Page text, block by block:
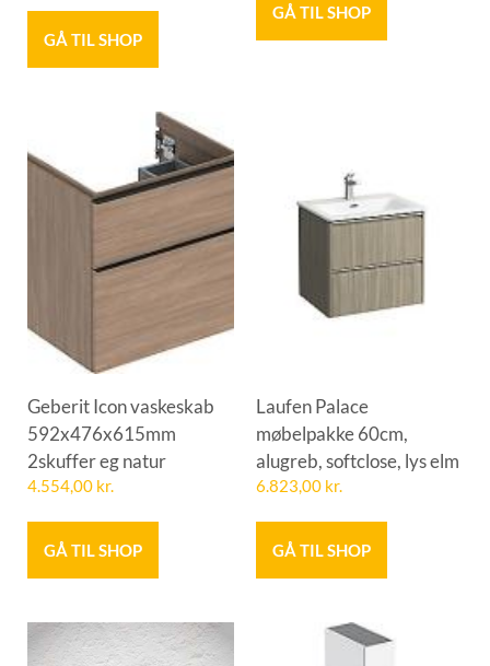
GÅ TIL SHOP
GÅ TIL SHOP
Geberit Icon vaskeskab
592x476x615mm
2skuffer eg natur
4.554,00 kr.
GÅ TIL SHOP
Laufen Palace
møbelpakke 60cm,
alugreb, softclose, lys elm
6.823,00 kr.
GÅ TIL SHOP